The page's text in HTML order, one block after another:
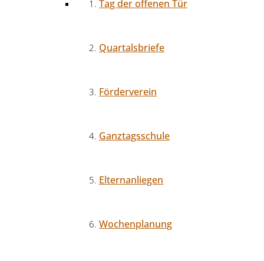
Tag der offenen Tür
Quartalsbriefe
Förderverein
Ganztagsschule
Elternanliegen
Wochenplanung